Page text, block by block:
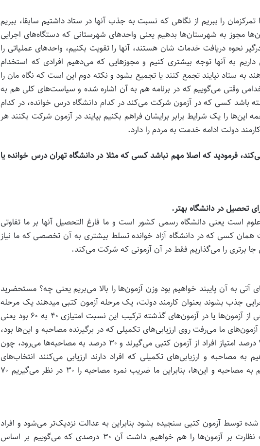
را ببریم از نگاهی که نسبت به جذب آنها در ستاد داشتیم سابقا، ببریم
مجوز به شهرستان‌ها بدهیم یعنی واحد‌های شهرستانی که دستگاه‌های اجرایی
نحوه دریافت خدمات شان هستند، آنها را تقویت بکنیم، واحد‌های عملیاتی را
داریم به آنها توجه بیشتری کنیم و مجوز‌هایی که می‌دهیم افرادی که استخدام
به ستاد نیایند تجمع کنند یا تجمیع بشود و نکته دوم این است که نگاه مان را
وقتی می‌گوییم که در برنامه هم به آن اشاره شده و سیاست‌های کلی هم به
باشد کسی که در آزمون شرکت می‌کند در کدام دانشگاه درس خوانده، در کدام
را یک شرایط برابر برایشان فراهم بکنیم بیایند در آزمون شرکت بکنند هر
دولت ادامه خدمت به مردم را دارد.
فرمودید که اصلا مهم نباشد کسی که مثلا در دانشگاه تهران درس خوانده یا
تحصیل در دانشگاه بهتر.
است یعنی دانشگاه رسمی کشور است و ما فارغ التحصیل آنها بر ما تفاوتی
همان کسی که در دانشگاه آزاد خوانده تسلط بیشتری به آن تخصصی که ما نیاز
جا برتری را می‌گذاریم فقط در آن آزمونی که شرکت می‌کند.
آتی به آن پایبند خواهیم بود وزن آزمون‌ها را بالا می‌بریم یعنی چه؟ مستحضرید
جذب بشوند بعنوان کارمند دولت، یک مرحله آزمون کتبی میدهند یک مرحله
هم مصاحبه و ارزیابی‌های تکمیلی دارند، در برخی از آزمون‌ها یا در آزمون‌های گذشته ترکیب این نسبت امتیازی ۴۰ به ۶۰ بود یعنی
۶۰ درصد در برخی از آزمون‌های ما می‌رفت روی ارزیابی‌های تکمیلی که در برگیرنده مصاحبه و این‌ها بود،
در آزمون‌های آتی ما ۷۰ به ۳۰ می‌کنیم یعنی ۷۰ درصد امتیاز افراد از آزمون کتبی می‌گیرند و ۳۰ درصد به مصاحبه‌ها می‌رود، چون
مصاحبه و ارزیابی‌های تکمیلی که افراد دارند ارزیابی می‌کنند انتخاب‌های
سلیقه‌ای افزایش پیدا می‌کند اگر اهمیت بدهیم به مصاحبه و این‌ها، بنابراین ما ضریب نمره مصاحبه را ۳۰ در نظر می‌گیریم ۷۰
امتیاز کسب شده توسط آزمون کتبی سنجیده بشود بنابراین به عدالت نزدیک‌تر می‌شود و افراد
قوی تری هست و در کنار آن علاوه بر این که نظارت بر آزمون‌ها را هم خواهیم داشت آن ۳۰ درصدی که می‌گوییم بر اساس